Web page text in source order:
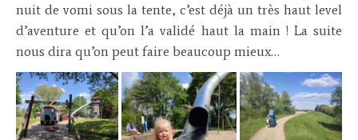
nuit de vomi sous la tente, c’est déjà un très haut level
d’aventure et qu’on l’a validé haut la main ! La suite
nous dira qu’on peut faire beaucoup mieux…